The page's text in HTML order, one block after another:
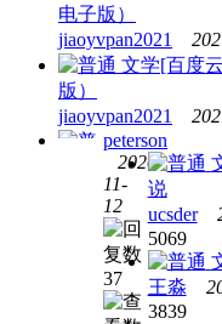
电子版）
jiaoyvpan2021
文学[百度
版）
jiaoyvpan2021
peterson
2020-
11-
12
37
说
ucsder
5069
王淼
3839